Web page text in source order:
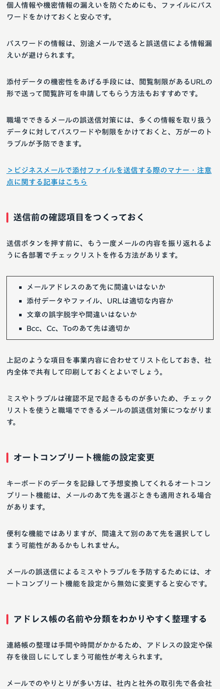
個人情報や機密情報の漏えいを防ぐためにも、ファイルにパス
ワードをかけておくと安心です。
パスワードの情報は、別途メールで送ると誤送信による情報漏
えいが避けられます。
添付データの機密性をあげる手段には、閲覧制限があるURLの
形で送って閲覧許可を申請してもらう方法もおすすめです。
職場でできるメールの誤送信対策には、多くの情報を取り扱う
データに対してパスワードや制限をかけておくと、万が一のト
ラブルが予防できます。
＞ビジネスメールで添付ファイルを送信する際のマナー・注意
点に関する記事はこちら
送信前の確認項目をつくっておく
送信ボタンを押す前に、もう一度メールの内容を振り返れるよ
うに各部署でチェックリストを作る方法があります。
メールアドレスのあて先に間違いはないか
添付データやファイル、URLは適切な内容か
文章の誤字脱字や間違いはないか
Bcc、Cc、Toのあて先は適切か
上記のような項目を事業内容に合わせてリスト化しておき、社
内全体で共有して印刷しておくとよいでしょう。
ミスやトラブルは確認不足で起きるものが多いため、チェック
リストを使うと職場でできるメールの誤送信対策につながりま
す。
オートコンプリート機能の設定変更
キーボードのデータを記録して予想変換してくれるオートコン
プリート機能は、メールのあて先を選ぶときも適用される場合
があります。
便利な機能ではありますが、間違えて別のあて先を選択してし
まう可能性があるかもしれません。
メールの誤送信によるミスやトラブルを予防するためには、オ
ートコンプリート機能を設定から無効に変更すると安心です。
アドレス帳の名前や分類をわかりやすく整理する
連絡帳の整理は手間や時間がかかるため、アドレスの設定や保
存を後回しにしてしまう可能性が考えられます。
メールでのやりとりが多い方は、社内と社外の取引先で各会社